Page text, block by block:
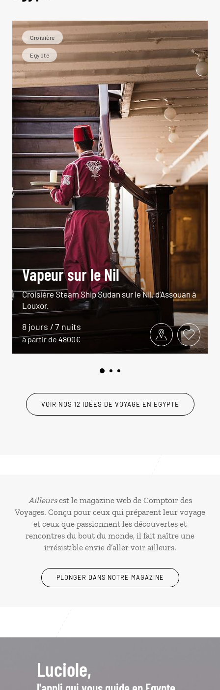
Croisière
Egypte
Vapeur sur le Nil
Croisière Steam Ship Sudan sur le Nil, d’Assouan à
Louxor.
8 jours / 7 nuits
à partir de 4800€
VOIR NOS 12 IDÉES DE VOYAGE EN EGYPTE
Ailleursest le magazine web de Comptoir des
Voyages. Conçu pour ceux qui préparent leur voyage
et ceux que passionnent les découvertes et
rencontres du bout du monde, il fait naître une
irrésistible envie d’aller voir ailleurs.
PLONGER DANS NOTRE MAGAZINE
Luciole,